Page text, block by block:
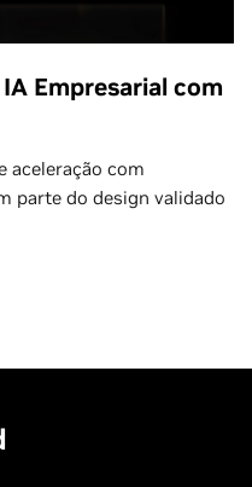
Empresarial com
aceleração com
parte do design validado